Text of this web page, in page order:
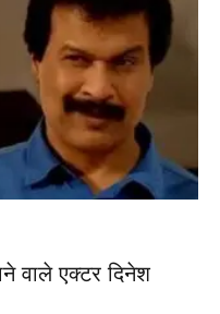
वाले एक्टर दिनेश